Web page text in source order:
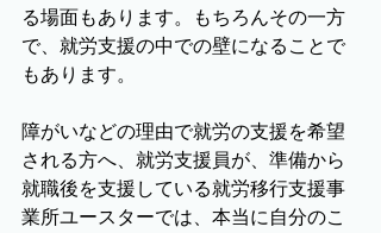
る場面もあります。もちろんその一方
で、就労支援の中での壁になることで
もあります。
障がいなどの理由で就労の支援を希望
される方へ、就労支援員が、準備から
就職後を支援している就労移行支援事
業所ユースターでは、本当に自分のこ